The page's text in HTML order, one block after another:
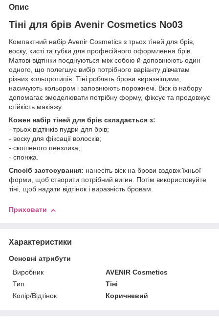
Опис
Тіні для брів Avenir Cosmetics No03
Компактний набір Avenir Cosmetics з трьох тіней для брів,
воску, кисті та губки для професійного оформлення брів.
Матові відтінки поєднуються між собою й доповнюють один
одного, що полегшує вибір потрібного варіанту дівчатам
різних кольоротипів. Тіні роблять брови виразнішими,
насичують кольором і заповнюють порожнечі. Віск із набору
допомагає змоделювати потрібну форму, фіксує та продовжує
стійкість макіяжу.
Кожен набір тіней для брів складається з:
- трьох відтінків пудри для брів;
- воску для фіксації волосків;
- скошеного пензлика;
- спонжа.
Спосіб застосування: нанесіть віск на брови вздовж їхньої
форми, щоб створити потрібний вигин. Потім використовуйте
тіні, щоб надати відтінок і виразність бровам.
Приховати
Характеристики
Основні атрибути
Виробник
AVENIR Cosmetics
Тип
Тіні
Колір/Відтінок
Коричневий